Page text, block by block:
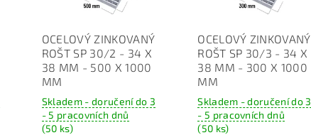
OCELOVÝ ZINKOVANÝ
ROŠT SP 30/2 - 34 X
38 MM - 500 X 1000
MM
Skladem - doručení do 3
- 5 pracovních dnů
(50 ks)
OCELOVÝ ZINKOVANÝ
ROŠT SP 30/3 - 34 X
38 MM - 300 X 1000
MM
Skladem - doručení do 3
- 5 pracovních dnů
(50 ks)